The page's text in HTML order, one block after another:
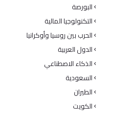
البورصة
التكنولوجيا المالية
الحرب بين روسيا وأوكرانيا
الدول العربية
الذكاء الاصطناعي
السعودية
الطيران
الكويت